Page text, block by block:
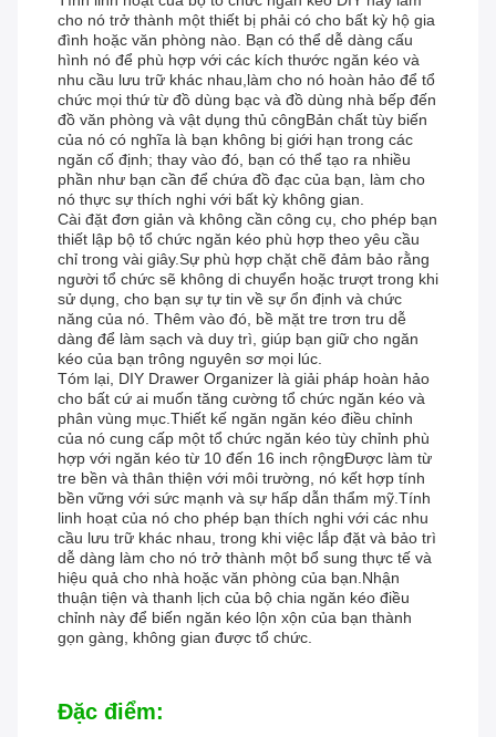
cho nó trở thành một thiết bị phải có cho bất kỳ hộ gia
đình hoặc văn phòng nào. Bạn có thể dễ dàng cấu
hình nó để phù hợp với các kích thước ngăn kéo và
nhu cầu lưu trữ khác nhau,làm cho nó hoàn hảo để tổ
chức mọi thứ từ đồ dùng bạc và đồ dùng nhà bếp đến
đồ văn phòng và vật dụng thủ côngBản chất tùy biến
của nó có nghĩa là bạn không bị giới hạn trong các
ngăn cố định; thay vào đó, bạn có thể tạo ra nhiều
phần như bạn cần để chứa đồ đạc của bạn, làm cho
nó thực sự thích nghi với bất kỳ không gian.
Cài đặt đơn giản và không cần công cụ, cho phép bạn
thiết lập bộ tổ chức ngăn kéo phù hợp theo yêu cầu
chỉ trong vài giây.Sự phù hợp chặt chẽ đảm bảo rằng
người tổ chức sẽ không di chuyển hoặc trượt trong khi
sử dụng, cho bạn sự tự tin về sự ổn định và chức
năng của nó. Thêm vào đó, bề mặt tre trơn tru dễ
dàng để làm sạch và duy trì, giúp bạn giữ cho ngăn
kéo của bạn trông nguyên sơ mọi lúc.
Tóm lại, DIY Drawer Organizer là giải pháp hoàn hảo
cho bất cứ ai muốn tăng cường tổ chức ngăn kéo và
phân vùng mục.Thiết kế ngăn ngăn kéo điều chỉnh
của nó cung cấp một tổ chức ngăn kéo tùy chỉnh phù
hợp với ngăn kéo từ 10 đến 16 inch rộngĐược làm từ
tre bền và thân thiện với môi trường, nó kết hợp tính
bền vững với sức mạnh và sự hấp dẫn thẩm mỹ.Tính
linh hoạt của nó cho phép bạn thích nghi với các nhu
cầu lưu trữ khác nhau, trong khi việc lắp đặt và bảo trì
dễ dàng làm cho nó trở thành một bổ sung thực tế và
hiệu quả cho nhà hoặc văn phòng của bạn.Nhận
thuận tiện và thanh lịch của bộ chia ngăn kéo điều
chỉnh này để biến ngăn kéo lộn xộn của bạn thành
gọn gàng, không gian được tổ chức.
Đặc điểm: